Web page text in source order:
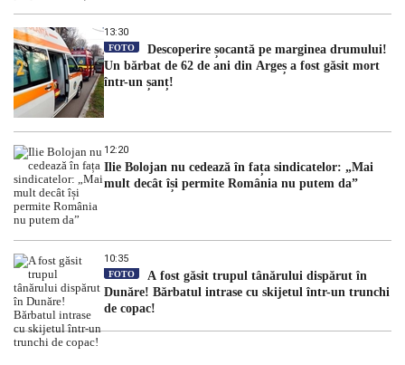
13:30
FOTO
Descoperire șocantă pe marginea drumului!
Un bărbat de 62 de ani din Argeș a fost găsit mort
într-un șanț!
12:20
Ilie Bolojan nu cedează în fața sindicatelor: „Mai
mult decât își permite România nu putem da”
10:35
FOTO
A fost găsit trupul tânărului dispărut în
Dunăre! Bărbatul intrase cu skijetul într-un trunchi
de copac!